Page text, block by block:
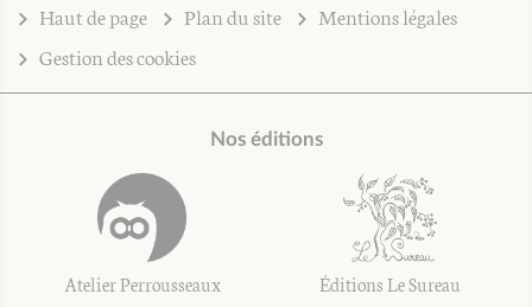
Haut de page Plan du site
Mentions légales
Gestion des cookies
Nos éditions
Atelier Perrousseaux Éditions Le Sureau